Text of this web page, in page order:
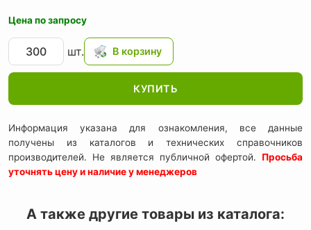
Цена по запросу
шт.
КУПИТЬ
Информация указана для ознакомления, все данные
получены из каталогов и технических справочников
производителей. Не является публичной офертой. Просьба
уточнять цену и наличие у менеджеров
А также другие товары из каталога: